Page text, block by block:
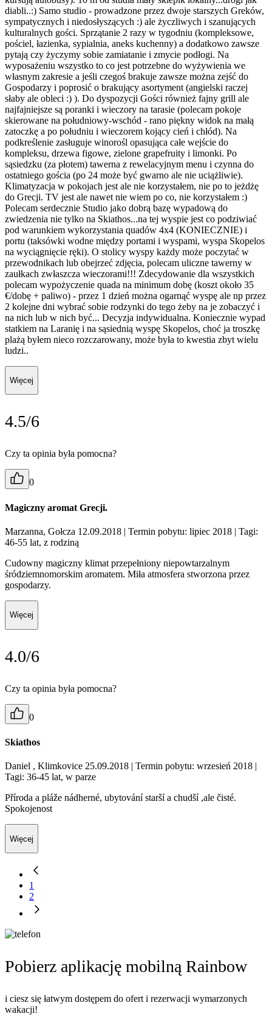
diabli..:) Samo studio - prowadzone przez dwoje starszych Greków,
sympatycznych i niedosłyszących :) ale życzliwych i szanujących
kulturalnych gości. Sprzątanie 2 razy w tygodniu (kompleksowe,
pościel, łazienka, sypialnia, aneks kuchenny) a dodatkowo zawsze
pytają czy życzymy sobie zamiatanie i zmycie podłogi. Na
wyposażeniu wszystko to co jest potrzebne do wyżywienia we
własnym zakresie a jeśli czegoś brakuje zawsze można zejść do
Gospodarzy i poprosić o brakujący asortyment (angielski raczej
słaby ale obleci :) ). Do dyspozycji Gości również fajny grill ale
najfajniejsze są poranki i wieczory na tarasie (polecam pokoje
skierowane na południowy-wschód - rano piękny widok na małą
zatoczkę a po południu i wieczorem kojący cień i chłód). Na
podkreślenie zasługuje winorośl opasująca całe wejście do
kompleksu, drzewa figowe, zielone grapefruity i limonki. Po
sąsiedzku (za płotem) tawerna z rewelacyjnym menu i czynna do
ostatniego gościa (po 24 może być gwarno ale nie uciążliwie).
Klimatyzacja w pokojach jest ale nie korzystałem, nie po to jeżdżę
do Grecji. TV jest ale nawet nie wiem po co, nie korzystałem :)
Polecam serdecznie Studio jako dobrą bazę wypadową do
zwiedzenia nie tylko na Skiathos...na tej wyspie jest co podziwiać
pod warunkiem wykorzystania quadów 4x4 (KONIECZNIE) i
portu (taksówki wodne między portami i wyspami, wyspa Skopelos
na wyciągnięcie ręki). O stolicy wyspy każdy może poczytać w
przewodnikach lub obejrzeć zdjęcia, polecam uliczne tawerny w
zaułkach zwłaszcza wieczorami!!! Zdecydowanie dla wszystkich
polecam wypożyczenie quada na minimum dobę (koszt około 35
€/dobę + paliwo) - przez 1 dzień można ogarnąć wyspę ale np przez
2 kolejne dni wybrać sobie rodzynki do tego żeby na je zobaczyć i
na nich lub w nich być... Decyzja indywidualna. Koniecznie wypad
statkiem na Laranię i na sąsiednią wyspę Skopelos, choć ja troszkę
plażą byłem nieco rozczarowany, może była to kwestia zbyt wielu
ludzi..
Więcej
4.5/6
Czy ta opinia była pomocna?
0
Magiczny aromat Grecji.
Marzanna, Gołcza 12.09.2018 | Termin pobytu: lipiec 2018 | Tagi:
46-55 lat, z rodziną
Cudowny magiczny klimat przepełniony niepowtarzalnym
śródziemnomorskim aromatem. Miła atmosfera stworzona przez
gospodarzy.
Więcej
4.0/6
Czy ta opinia była pomocna?
0
Skiathos
Daniel , Klimkovice 25.09.2018 | Termin pobytu: wrzesień 2018 |
Tagi: 36-45 lat, w parze
Příroda a pláže nádherné, ubytování starší a chudší ,ale čisté.
Spokojenost
Więcej
1
2
Pobierz aplikację mobilną Rainbow
i ciesz się łatwym dostępem do ofert i rezerwacji wymarzonych
wakacji!